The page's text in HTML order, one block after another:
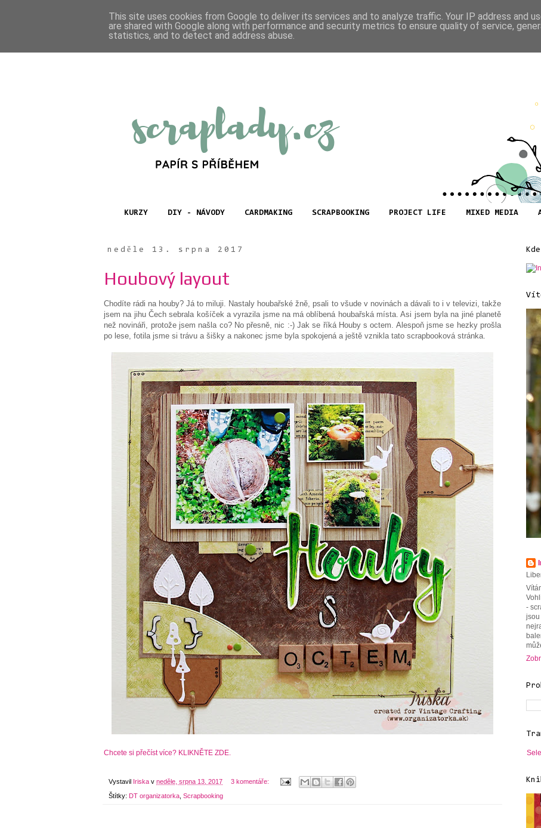
KURZY DIY - NÁVODY CARDMAKING SCRAPBOOKING PROJECT LIFE MIXED MEDIA
neděle 13. srpna 2017
Houbový layout
Chodíte rádi na houby? Já to miluji. Nastaly houbařské žně, psali to všude v novinách a dávali to i v televizi, takže
jsem na jihu Čech sebrala košíček a vyrazila jsme na má oblíbená houbařská místa. Asi jsem byla na jiné planetě
než novináři, protože jsem našla co? No přesně, nic :-) Jak se říká Houby s octem. Alespoň jsme se hezky prošla
po lese, fotila jsme si trávu a šišky a nakonec jsme byla spokojená a ještě vznikla tato scrapbooková stránka.
Chcete si přečíst více? KLIKNĚTE ZDE.
Vystavil Iriska v neděle, srpna 13, 2017 3 komentáře:
Štítky: DT organizatorka Scrapbooking
-
jsou
This site uses cookies from Google to deliver its services and to analyze traffic. Your IP address and
are shared with Google along with performance and security metrics to ensure quality of service,
statistics, and to detect and address abuse.